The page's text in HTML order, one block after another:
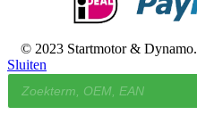
© 2023 Startmotor & Dynamo.
Sluiten